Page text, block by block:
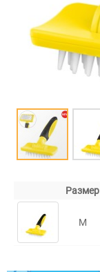
Размер
M